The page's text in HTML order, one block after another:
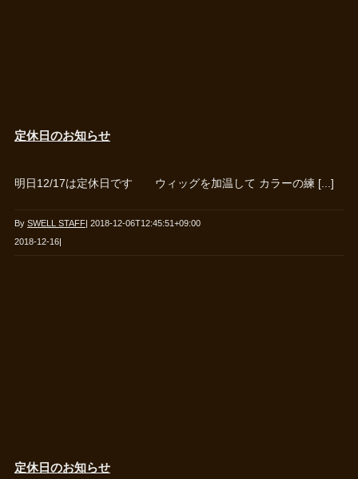
定休日のお知らせ
明日12/17は定休日です ウィッグを加温して カラーの練 [...]
By SWELL STAFF| 2018-12-06T12:45:51+09:00
2018-12-16|
定休日のお知らせ